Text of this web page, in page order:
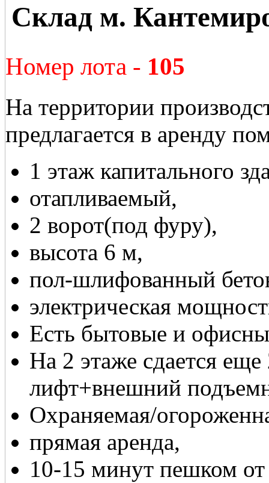
Склад м.
Номер лота - 105
На территории
предлагается в аренду
1 этаж капитального
отапливаемый,
2 ворот(под фуру),
высота 6 м,
пол-шлифованный
электрическая
Есть бытовые и
На 2 этаже сдается
лифт+внешний
Охраняемая/
прямая аренда,
10-15 минут пешком